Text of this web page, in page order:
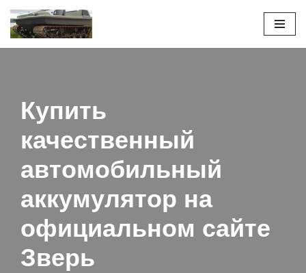
Перейти
Купить
качественный
автомобильный
аккумулятор на
официальном сайте
Зверь